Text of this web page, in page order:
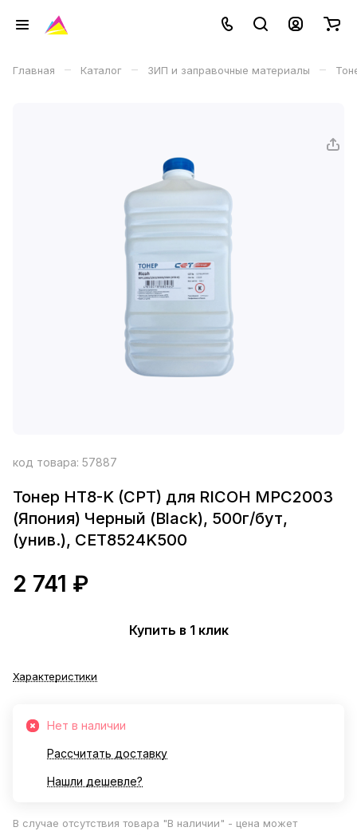
Главная – Каталог – ЗИП и заправочные материалы –
код товара: 57887
Тонер HT8-K (CPT) для RICOH MPC2003
(Япония) Черный (Black), 500г/бут,
(унив.), CET8524K500
2 741 ₽
Купить в 1 клик
Характеристики
Нет в наличии
Рассчитать доставку
Нашли дешевле?
В случае отсутствия товара "В наличии" - цена может